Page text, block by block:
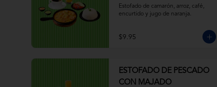
Estofado de camarón, arroz, café,
encurtido y jugo de naranja.
$9.95
ESTOFADO DE PESCADO
CON MAJADO